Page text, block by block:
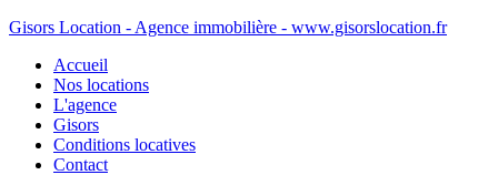
Gisors Location - Agence immobilière - www.gisorslocation.fr
Accueil
Nos locations
L'agence
Gisors
Conditions locatives
Contact